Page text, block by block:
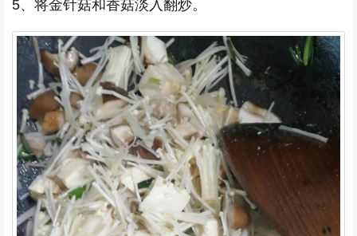
5、将金针菇和香菇淡入翻炒。